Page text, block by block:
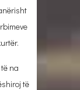
na
të